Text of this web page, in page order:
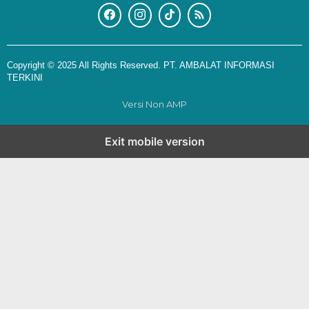
Copyright © 2025 All Rights Reserved. PT. AMBALAT INFORMASI
TERKINI
Versi Non AMP
Exit mobile version